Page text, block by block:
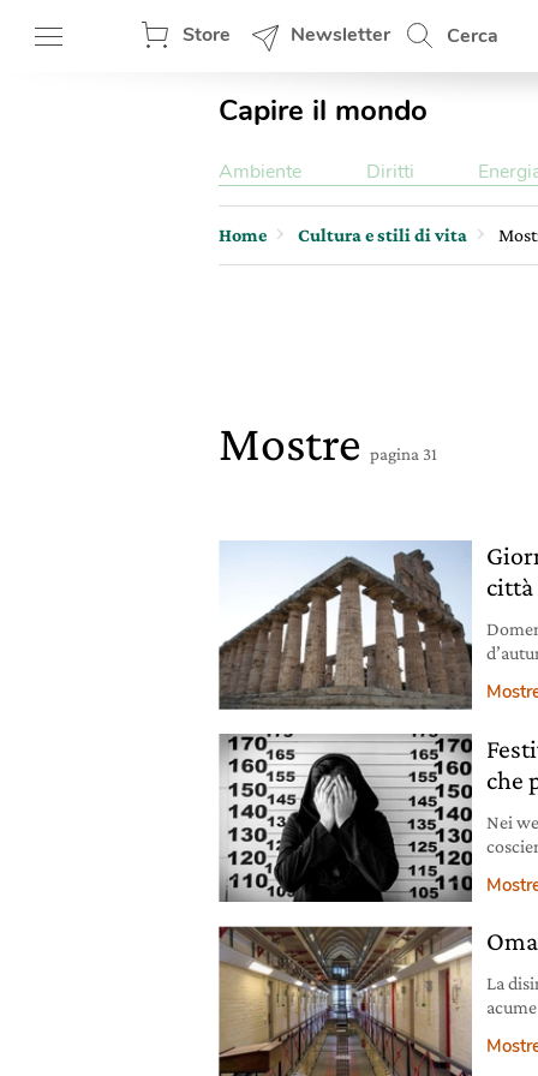
Store Newsletter Cerca
Capire il mondo
Ambiente Diritti
Home Cultura e stili di vita
Mostre pagina 31
città
che
Nei
La
di una